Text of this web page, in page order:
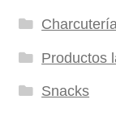
Productos
Snacks